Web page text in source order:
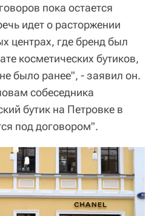
пока остается
идет о расторжении
центрах, где бренд был
косметических бутиков,
было ранее", - заявил он.
собеседника
бутик на Петровке в
под договором".